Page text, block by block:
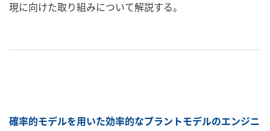
現に向けた取り組みについて解説する。
確率的モデルを用いた効率的なプラントモデルのエンジニ